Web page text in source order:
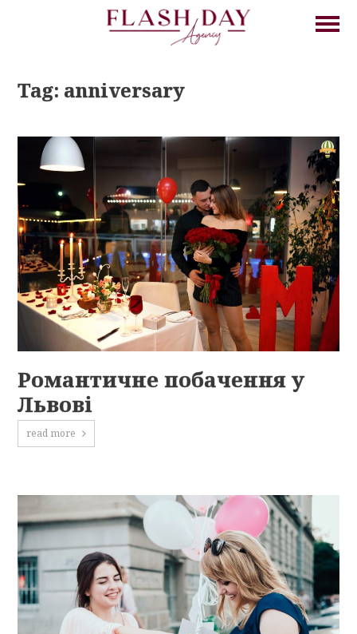
Tag: anniversary
Романтичне побачення у
Львові
read more